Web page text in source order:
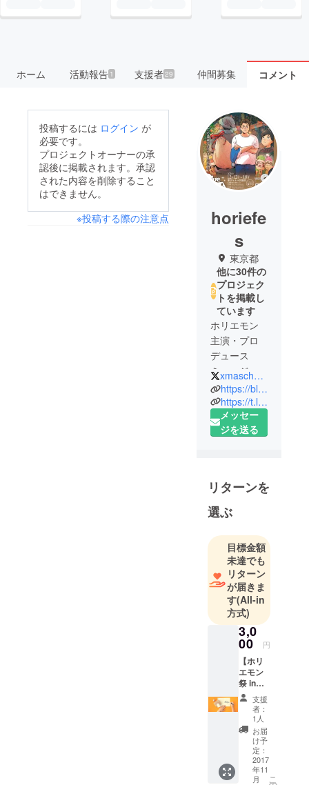
ホーム 活動報告1 支援者29 仲間募集 コメント
投稿するには ログイン が
必要です。
プロジェクトオーナーの承
認後に掲載されます。承認
された内容を削除すること
はできません。
※投稿する際の注意点
horiefe
s
東京都
他に30件の
プロジェク
トを掲載し
ています
ホリエモン
主演・プロ
デュース
ミュージカ
ル『ブルー
サンタク
ロース
2024』
チケット
➡https://t.liv
epocket.jp/t/
blue-santa
#ブルーサン
タクロース
xmaschorie
https://blue-santa.com/
https://t.livepocket.jp/t/blue-santa
メッセー
ジを送る
リターンを
選ぶ
目標金額
未達でも
リターン
が届きま
す(All-in
方式)
3,0
00 円
【ホリ
エモン
祭 in
Cebu実
行委員
メン
バーか
らお手
紙】 ホ
リエモ
ン祭 in
Cebu実
支援
者：
1人
お届
け予
定：
2017
年11
月
こ